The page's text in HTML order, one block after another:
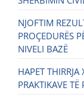
NJOFTIM
PROÇEDURËS
NIVELI BAZË
HAPET
PRAKTIKAVE TË